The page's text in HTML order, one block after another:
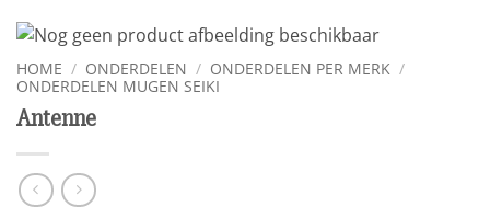
HOME / ONDERDELEN / ONDERDELEN PER MERK /
ONDERDELEN MUGEN SEIKI
Antenne